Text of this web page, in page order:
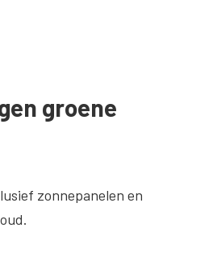
groene
zonnepanelen en